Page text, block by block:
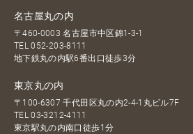
名古屋丸の内
〒460-0003 名古屋市中区錦1-3-1
TEL052-203-8111
地下鉄丸の内駅6番出口徒歩3分
東京丸の内
〒100-6307 千代田区丸の内2-4-1丸ビル7F
TEL03-3212-4111
東京駅丸の内南口徒歩1分